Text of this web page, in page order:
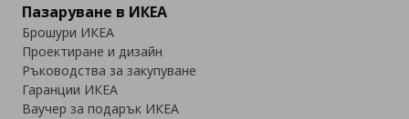
Пазаруване в ИКЕА
Брошури ИКЕА
Проектиране и дизайн
Ръководства за закупуване
Гаранции ИКЕА
Ваучер за подарък ИКЕА